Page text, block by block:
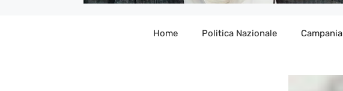
Home Politica Nazionale Campania